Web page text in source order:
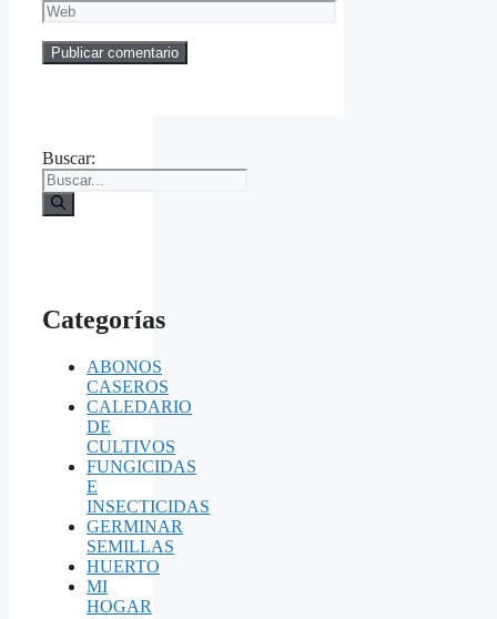
Buscar:
Categorías
ABONOS
CASEROS
CALEDARIO
DE
CULTIVOS
FUNGICIDAS
E
INSECTICIDAS
GERMINAR
SEMILLAS
HUERTO
MI
HOGAR